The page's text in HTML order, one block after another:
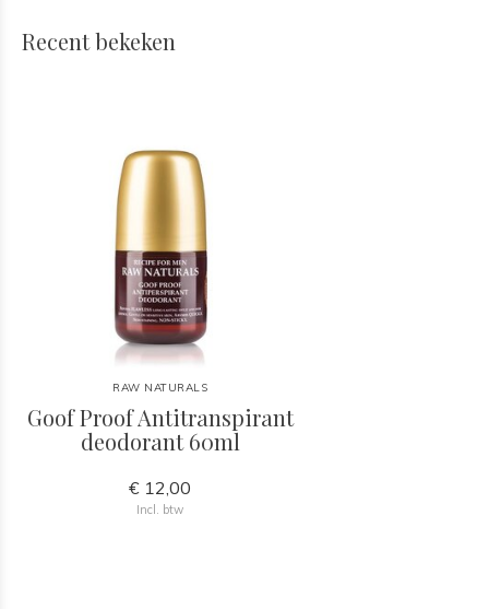
Recent bekeken
RAW NATURALS
Goof Proof Antitranspirant
deodorant 60ml
€ 12,00
Incl. btw